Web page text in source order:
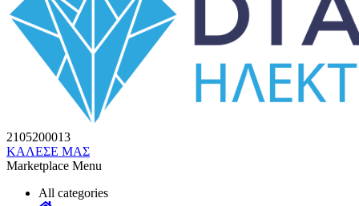
2105200013
ΚΑΛΕΣΕ ΜΑΣ
Marketplace Menu
All categories